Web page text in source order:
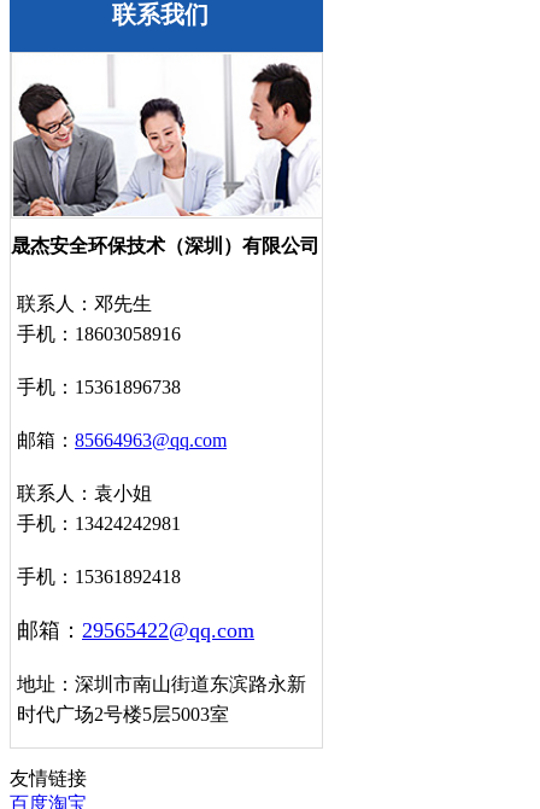
联系我们
晟杰安全环保技术（深圳）有限公司
联系人：邓先生
手机：18603058916
手机：15361896738
邮箱： 85664963@qq.com
联系人：袁小姐
手机：13424242981
手机：15361892418
邮箱： 29565422@qq.com
地址：深圳市南山街道东滨路永新
时代广场2号楼5层5003室
友情链接
百度淘宝